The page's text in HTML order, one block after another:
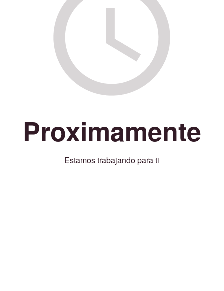
Proximamente
Estamos trabajando para ti